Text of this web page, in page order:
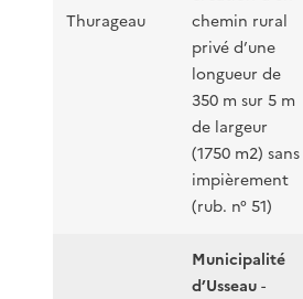
Thurageau
chemin rural
privé d’une
longueur de
350 m sur 5 m
de largeur
(1750 m2) sans
impièrement
(rub. n° 51)
Municipalité
d’Usseau-